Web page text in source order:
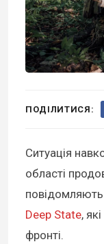
ПОДІЛИТИСЯ:
Ситуація
області
повідомляють
Deep State,
фронті.